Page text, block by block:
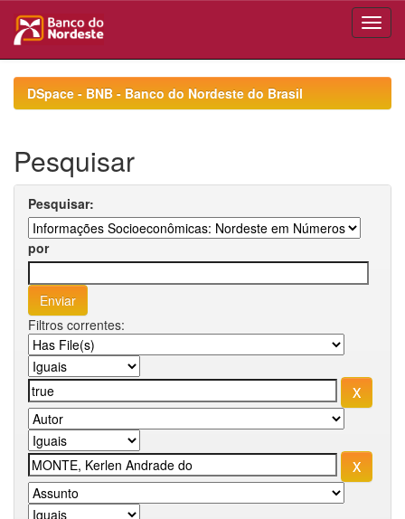
navigationDSpace - BNB - Banco do Nordeste do Brasil
Pesquisar
Pesquisar:
por
Filtros correntes: